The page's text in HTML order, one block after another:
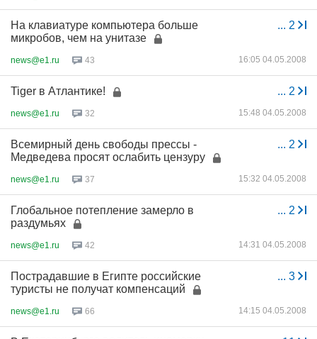
... 2
На клавиатуре компьютера больше
микробов, чем на унитазе
news@e1.ru 43 16:05 04.05.2008
... 2
Tiger в Атлантике!
news@e1.ru 32 15:48 04.05.2008
... 2
Всемирный день свободы прессы -
Медведева просят ослабить цензуру
news@e1.ru 37 15:32 04.05.2008
... 2
Глобальное потепление замерло в
раздумьях
news@e1.ru 42 14:31 04.05.2008
... 3
Пострадавшие в Египте российские
туристы не получат компенсаций
news@e1.ru 66 14:15 04.05.2008